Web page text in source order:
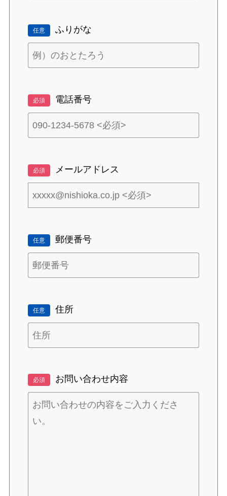
任意 ふりがな
必須 電話番号
必須 メールアドレス
任意 郵便番号
任意 住所
必須 お問い合わせ内容